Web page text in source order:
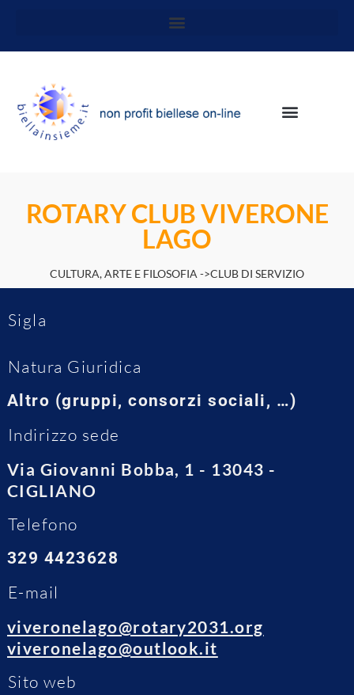
ROTARY CLUB VIVERONE
LAGO
CULTURA, ARTE E FILOSOFIA ->CLUB DI SERVIZIO
Sigla
Natura Giuridica
Altro (gruppi, consorzi sociali, …)
Indirizzo sede
Via Giovanni Bobba, 1 - 13043 -
CIGLIANO
Telefono
329 4423628
E-mail
viveronelago@rotary2031.org
viveronelago@outlook.it
Sito web